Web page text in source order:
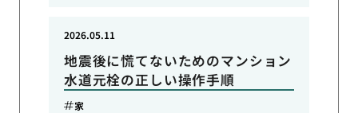
地震後に慌てないためのマンション
水道元栓の正しい操作手順
2026.05.11
家